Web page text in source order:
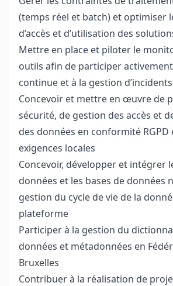
(temps réel et batch) et optimiser
d’accès et d’utilisation des
Mettre en place et piloter le
outils afin de participer
continue et à la gestion
Concevoir et mettre en œuvre de
sécurité, de gestion des accès et
des données en conformité RGPD
exigences locales
Concevoir, développer et intégrer
données et les bases de données
gestion du cycle de vie de la
plateforme
Participer à la gestion du
données et métadonnées en
Bruxelles
Contribuer à la réalisation de